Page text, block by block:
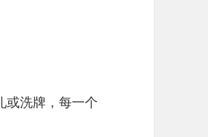
或洗牌，每一个